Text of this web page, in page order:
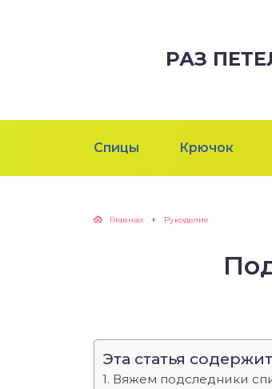
РАЗ
Спицы Крючок
Главная Рукоделие
Эта статья
Вяжем подследники